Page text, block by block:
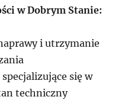
w Dobrym Stanie:
i utrzymanie
się w
techniczny